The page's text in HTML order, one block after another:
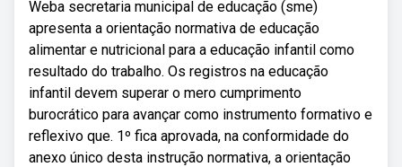
Weba secretaria municipal de educação (sme)
apresenta a orientação normativa de educação
alimentar e nutricional para a educação infantil como
resultado do trabalho. Os registros na educação
infantil devem superar o mero cumprimento
burocrático para avançar como instrumento formativo e
reflexivo que. 1º fica aprovada, na conformidade do
anexo único desta instrução normativa, a orientação